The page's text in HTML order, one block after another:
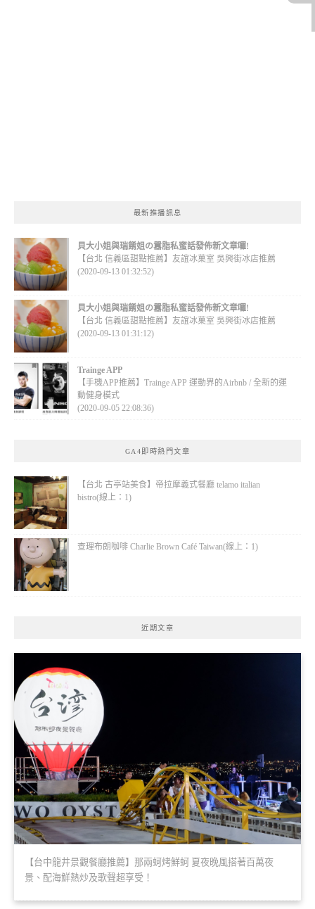
最新推播訊息
貝大小姐與瑞餚姐の囂脂私蜜話發佈新文章囉!
【台北 信義區甜點推薦】友誼冰菓室 吳興街冰店推薦
(2020-09-13 01:32:52)
貝大小姐與瑞餚姐の囂脂私蜜話發佈新文章囉!
【台北 信義區甜點推薦】友誼冰菓室 吳興街冰店推薦
(2020-09-13 01:31:12)
Trainge APP
【手機APP推薦】Trainge APP 運動界的Airbnb / 全新的運
動健身模式
(2020-09-05 22:08:36)
GA4即時熱門文章
【台北 古亭站美食】帝拉摩義式餐廳 telamo italian
bistro(線上：1)
查理布朗咖啡 Charlie Brown Café Taiwan(線上：1)
近期文章
【台中龍井景觀餐廳推薦】那兩蚵烤鮮蚵 夏夜晚風搭著百萬夜
景、配海鮮熱炒及歌聲超享受！